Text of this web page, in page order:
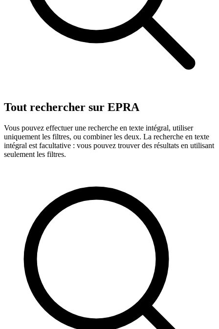
Tout rechercher sur EPRA
Vous pouvez effectuer une recherche en texte intégral, utiliser
uniquement les filtres, ou combiner les deux. La recherche en texte
intégral est facultative : vous pouvez trouver des résultats en utilisant
seulement les filtres.